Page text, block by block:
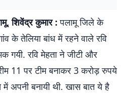
शिवेंद्र कुमार :पलामू जिले के
के तेलिया बांध में रहने वाले रवि
गयी. रवि मेहता ने जीटी और
11 पर टीम बनाकर 3 करोड़ रुपये
अपनी बनायी थी. खास बात ये है